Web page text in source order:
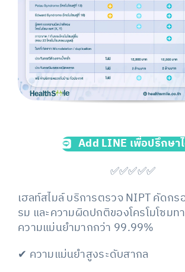
Add LINE เพื่อปรึกษา
✅✅✅✅✅
เฮลท์สไมล์ บริการตรวจ NIPT คัดก
รม และความผิดปกติของโครโมโซมท
ความแม่นยำมากกว่า 99.99%
✔ ความแม่นยำสูงระดับสากล